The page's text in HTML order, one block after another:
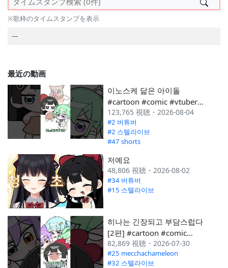
2026.05 第2週
#469
#161
2025 11月
2025 10月
2025 7月
2025 6月
#672
#245
2025 5月
#703
#267
---
※歌枠のタイムスタンプを表示
---
最近の動画
이노스케 닮은 아이돌
#cartoon #comic #vtuber
#shorts
123,765 視聴・2026-08-04
#2 버튜버
#2 스텔라이브
#47 shorts
저예요
48,806 視聴・2026-08-02
#34 버튜버
#15 스텔라이브
히나는 긴장되고 부담스럽다
[2편] #cartoon #comic
#vtuber #shorts
82,869 視聴・2026-07-30
#25 mecchachameleon
#32 스텔라이브